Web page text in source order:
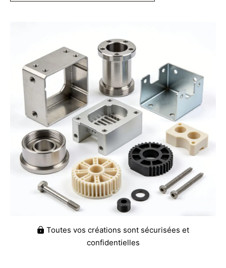
 Toutes vos créations sont sécurisées et
confidentielles